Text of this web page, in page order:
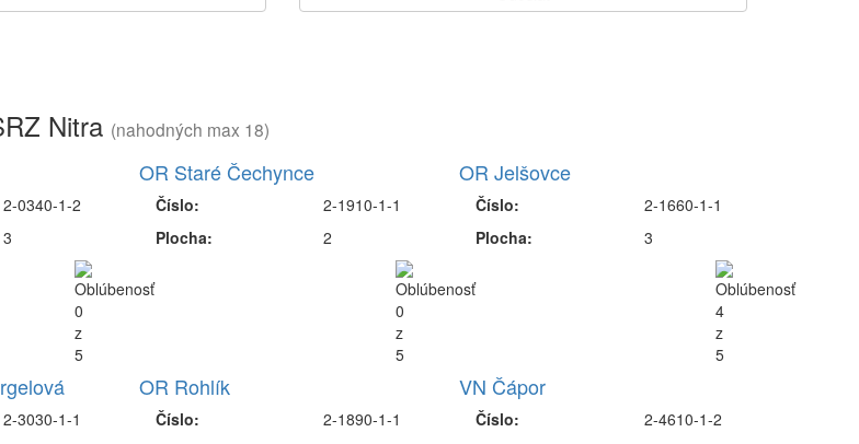
Nitra (nahodných max 18)
2-0340-1-2
3
OR Staré Čechynce
Číslo:
Plocha:
2-1910-1-1
2
OR Jelšovce
Číslo:
Plocha:
2-1660-1-1
3
2-3030-1-1
OR Rohlík
Číslo:
2-1890-1-1
VN Čápor
Číslo:
2-4610-1-2